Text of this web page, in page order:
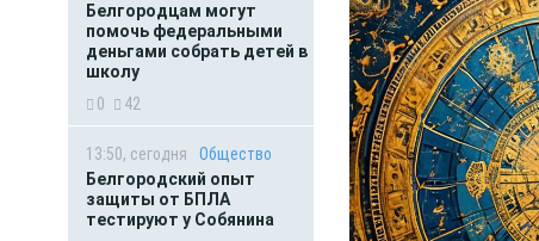
Белгородцам могут
помочь федеральными
деньгами собрать детей в
школу
0
42
13:50, сегодня
Общество
Белгородский опыт
защиты от БПЛА
тестируют у Собянина